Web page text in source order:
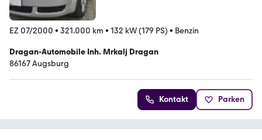
EZ 07/2000 • 321.000 km • 132 kW (179 PS) • Benzin
Dragan-Automobile Inh. Mrkalj Dragan
86167 Augsburg
Kontakt Parken